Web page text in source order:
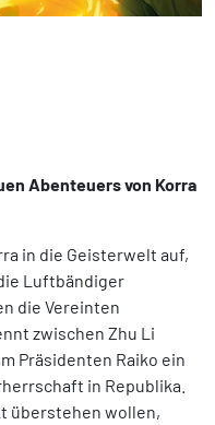
Abenteuers von Korra
in die Geisterwelt auf,
Luftbändiger
die Vereinten
zwischen Zhu Li
Präsidenten Raiko ein
in Republika.
überstehen wollen,